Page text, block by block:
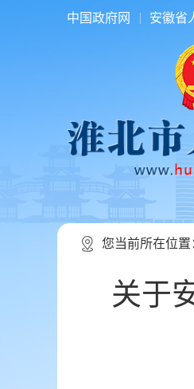
中国政府网 安徽省
您当前所在位置
关于